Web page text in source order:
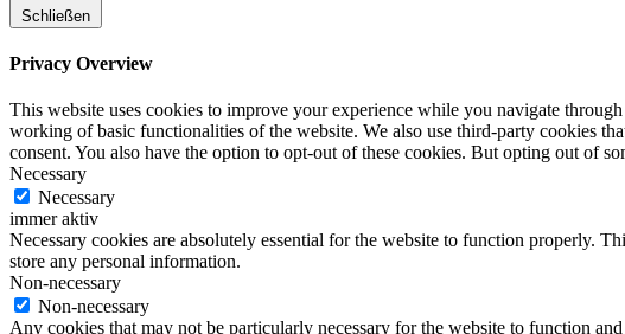
Schließen
Privacy Overview
This website uses cookies to improve your experience while you navigate
working of basic functionalities of the website. We also use third-party cookies
consent. You also have the option to opt-out of these cookies. But opting out of
Necessary
Necessary
immer aktiv
Necessary cookies are absolutely essential for the website to function properly.
store any personal information.
Non-necessary
Non-necessary
Any cookies that may not be particularly necessary for the website to function